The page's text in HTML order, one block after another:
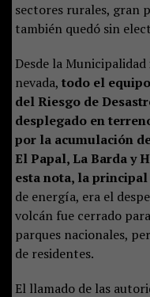
sectores rurales, gran
también quedó sin
Desde la
nevada, todo el
del Riesgo de
desplegado en
por la acumulación
El Papal, La Barda y
esta nota, la
de energía, era el
volcán fue cerrado
parques nacionales,
de residentes.
El llamado de las